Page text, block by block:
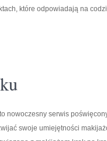
które odpowiadają na
nowoczesny serwis
swoje umiejętności